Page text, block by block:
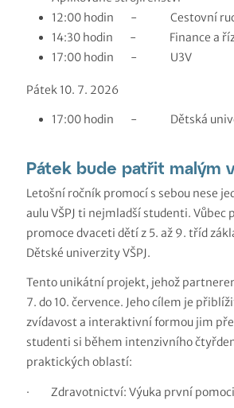
12:00 hodin - Cestovní
14:30 hodin - Finance a
17:00 hodin - U3V
Pátek 10. 7. 2026
17:00 hodin - Dětská
Pátek bude patřit malým
Letošní ročník promocí s sebou nese
aulu VŠPJ ti nejmladší studenti.
promoce dvaceti dětí z 5. až 9. tříd
Dětské univerzity VŠPJ.
Tento unikátní projekt, jehož
7. do 10. července. Jeho cílem je
zvídavost a interaktivní formou jim
studenti si během intenzivního
praktických oblastí:
· Zdravotnictví: Výuka první